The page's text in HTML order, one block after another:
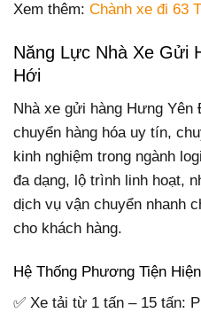
Xem thêm: Chành xe đi 63
Năng Lực Nhà Xe Gửi
Hới
Nhà xe gửi hàng Hưng
chuyển hàng hóa uy tín,
kinh nghiệm trong ngành
đa dạng, lộ trình linh hoạt,
dịch vụ vận chuyển nhanh
cho khách hàng.
Hệ Thống Phương Tiện
✅ Xe tải từ 1 tấn – 15 tấn: